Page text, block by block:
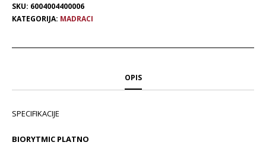
SKU: 6004004400006
KATEGORIJA: MADRACI
OPIS
SPECIFIKACIJE
BIORYTMIC PLATNO